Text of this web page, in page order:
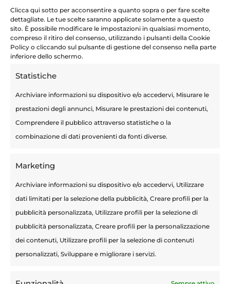
Clicca qui sotto per acconsentire a quanto sopra o per fare scelte
dettagliate. Le tue scelte saranno applicate solamente a questo
sito. È possibile modificare le impostazioni in qualsiasi momento,
compreso il ritiro del consenso, utilizzando i pulsanti della Cookie
Policy o cliccando sul pulsante di gestione del consenso nella parte
inferiore dello schermo.
Statistiche
Archiviare informazioni su dispositivo e/o accedervi, Misurare le
prestazioni degli annunci, Misurare le prestazioni dei contenuti,
Comprendere il pubblico attraverso statistiche o la
combinazione di dati provenienti da fonti diverse.
Marketing
Archiviare informazioni su dispositivo e/o accedervi, Utilizzare
dati limitati per la selezione della pubblicità, Creare profili per la
pubblicità personalizzata, Utilizzare profili per la selezione di
pubblicità personalizzata, Creare profili per la personalizzazione
dei contenuti, Utilizzare profili per la selezione di contenuti
personalizzati, Sviluppare e migliorare i servizi.
disfunzione erettile
Articoli recenti
Terapie Mini-Invasive
Tecnica Rezum prostata: come trattare
benigna con il vapore acqueo